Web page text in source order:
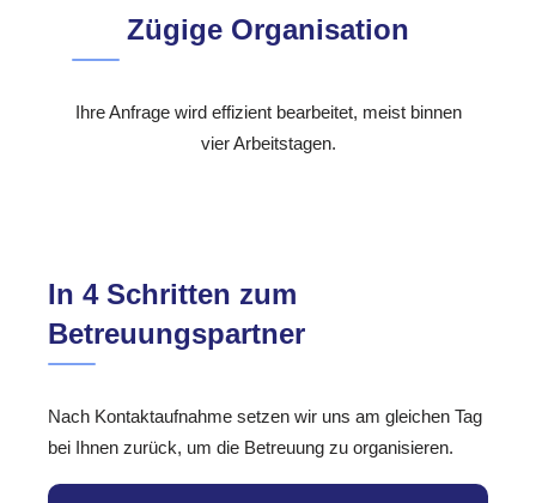
Zügige Organisation
Ihre Anfrage wird effizient bearbeitet, meist binnen
vier Arbeitstagen.
In 4 Schritten zum
Betreuungspartner
Nach Kontaktaufnahme setzen wir uns am gleichen Tag
bei Ihnen zurück, um die Betreuung zu organisieren.